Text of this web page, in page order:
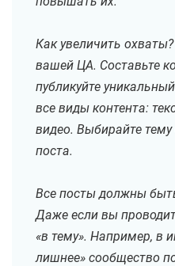
Как увеличить
вашей ЦА. Составьте
публикуйте
все виды контента:
видео. Выбирайте
поста.
Все посты должны
Даже если вы
«в тему». Например, в
лишнее» сообщество